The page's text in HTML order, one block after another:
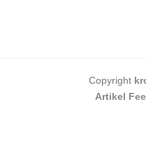
Copyright
Artikel